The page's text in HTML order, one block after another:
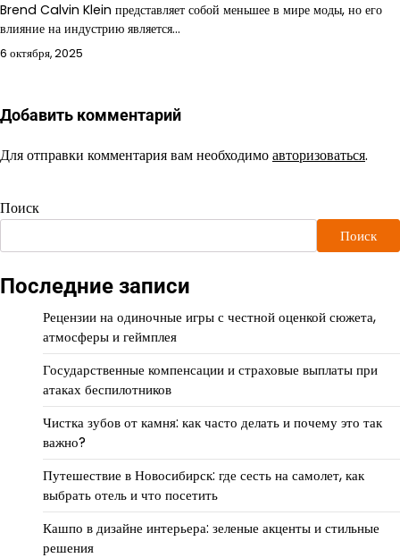
Brend Calvin Klein представляет собой меньшее в мире моды, но его
влияние на индустрию является…
6 октября, 2025
Добавить комментарий
Для отправки комментария вам необходимоавторизоваться.
Поиск
Поиск
Последние записи
Рецензии на одиночные игры с честной оценкой сюжета,
атмосферы и геймплея
Государственные компенсации и страховые выплаты при
атаках беспилотников
Чистка зубов от камня: как часто делать и почему это так
важно?
Путешествие в Новосибирск: где сесть на самолет, как
выбрать отель и что посетить
Кашпо в дизайне интерьера: зеленые акценты и стильные
решения